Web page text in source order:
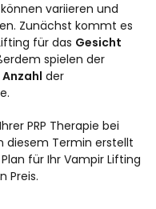
können variieren und
Zunächst kommt es
für das Gesicht
spielen der
Anzahl der
Ihrer PRP Therapie bei
diesem Termin erstellt
für Ihr Vampir Lifting
Preis.